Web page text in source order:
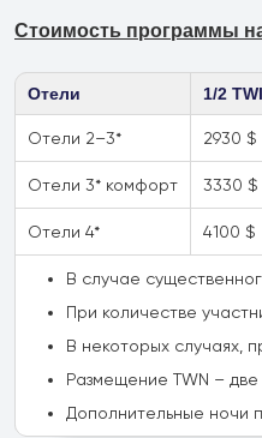
Стоимость программы
Отели 1/2
Отели 2–3* 2930 $
Отели 3* комфорт 3330 $
Отели 4* 4100 $
В случае
При количестве
В некоторых случаях,
Размещение TWN – две
Дополнительные ночи